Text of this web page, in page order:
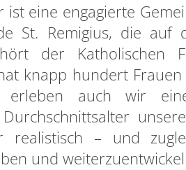
ist eine engagierte
St. Remigius, die auf
der Katholischen
knapp hundert
erleben auch wir
realistisch – und
und